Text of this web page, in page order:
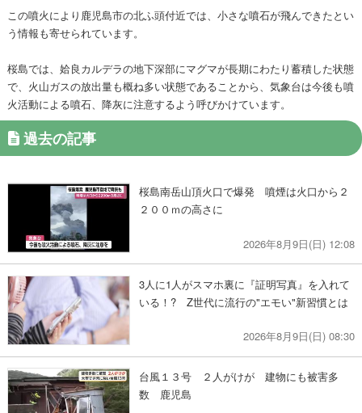
この噴火により鹿児島市の北ふ頭付近では、小さな噴石が飛んできたとい
う情報も寄せられています。
桜島では、姶良カルデラの地下深部にマグマが長期にわたり蓄積した状態
で、火山ガスの放出量も概ね多い状態であることから、気象台は今後も噴
火活動による噴石、降灰に注意するよう呼びかけています。
過去の記事
桜島南岳山頂火口で爆発 噴煙は火口から２
２００ｍの高さに
2026年8月9日(日) 12:08
3人に1人がスマホ裏に『証明写真』を入れて
いる！? Z世代に流行の"エモい"新習慣とは
2026年8月9日(日) 08:30
台風１３号 ２人がけが 建物にも被害多
数 鹿児島